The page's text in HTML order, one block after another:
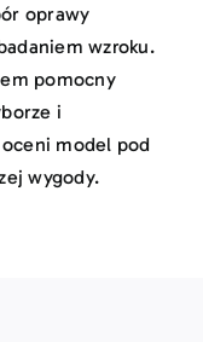
oprawy
wzroku.
pomocny
i
model pod
wygody.